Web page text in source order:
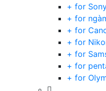
+ for
+ for
+ for
+ for
+ for
+ for
+ for